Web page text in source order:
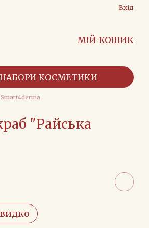
Вхід
МІЙ КОШИК
КОСМЕТИКИ
Smart4derma
"Райська